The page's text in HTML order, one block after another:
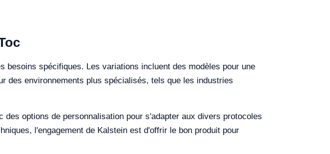
besoins spécifiques. Les variations incluent des modèles pour une
des environnements plus spécialisés, tels que les industries
options de personnalisation pour s'adapter aux divers protocoles
l'engagement de Kalstein est d'offrir le bon produit pour